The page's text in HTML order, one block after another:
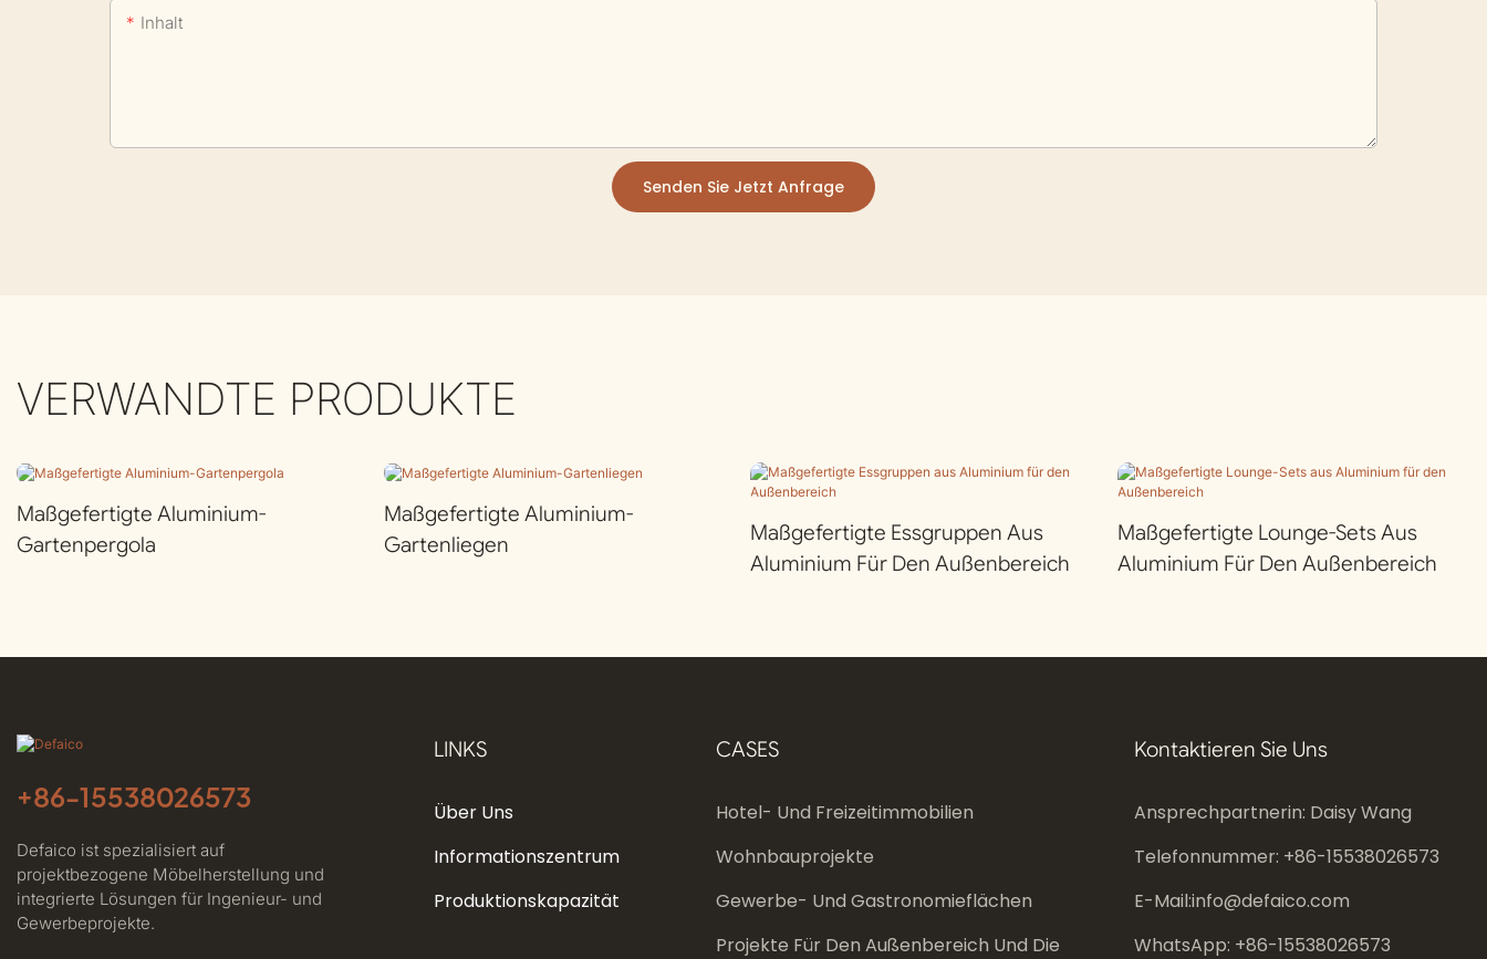
Inhalt
Senden Sie Jetzt Anfrage
VERWANDTE PRODUKTE
Maßgefertigte Aluminium-
Gartenpergola
Maßgefertigte Aluminium-
Gartenliegen
Maßgefertigte Essgruppen Aus
Aluminium Für Den Außenbereich
Maßgefertigte Lounge-Sets Aus
Aluminium Für Den Außenbereich
+86-15538026573
Defaico ist spezialisiert auf
projektbezogene Möbelherstellung und
integrierte Lösungen für Ingenieur- und
Gewerbeprojekte.
LINKS
Über Uns
Informationszentrum
Produktionskapazität
CASES
Hotel- Und Freizeitimmobilien
Wohnbauprojekte
Gewerbe- Und Gastronomieflächen
Projekte Für Den Außenbereich Und Die
Kontaktieren Sie Uns
Ansprechpartnerin: Daisy Wang
Telefonnummer: +86-15538026573
E-Mail:info@defaico.com
WhatsApp: +86-15538026573